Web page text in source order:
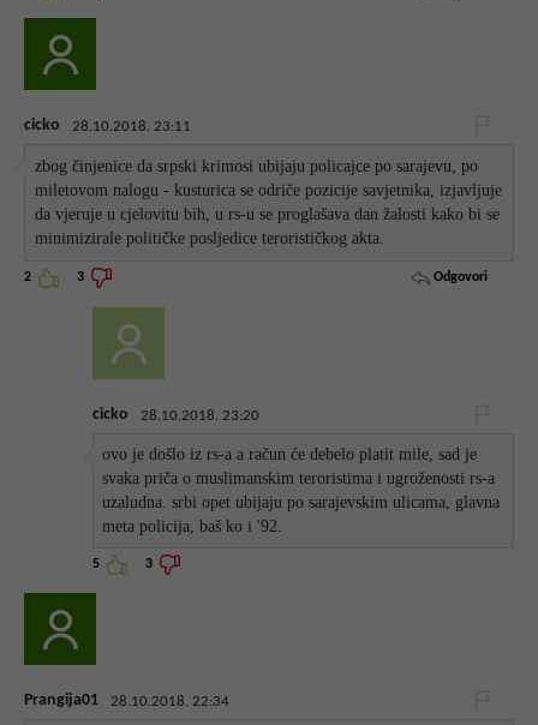
cicko 28.10.2018. 23:11
zbog činjenice da srpski krimosi ubijaju policajce po sarajevu, po
miletovom nalogu - kusturica se odriče pozicije savjetnika, izjavljuje
da vjeruje u cjelovitu bih, u rs-u se proglašava dan žalosti kako bi se
minimizirale političke posljedice terorističkog akta.
2 3 Odgovori
cicko 28.10.2018. 23:20
ovo je došlo iz rs-a a račun će debelo platit mile, sad je
svaka priča o muslimanskim teroristima i ugroženosti rs-a
uzaludna. srbi opet ubijaju po sarajevskim ulicama, glavna
meta policija, baš ko i '92.
5 3
Prangija01 28.10.2018. 22:34